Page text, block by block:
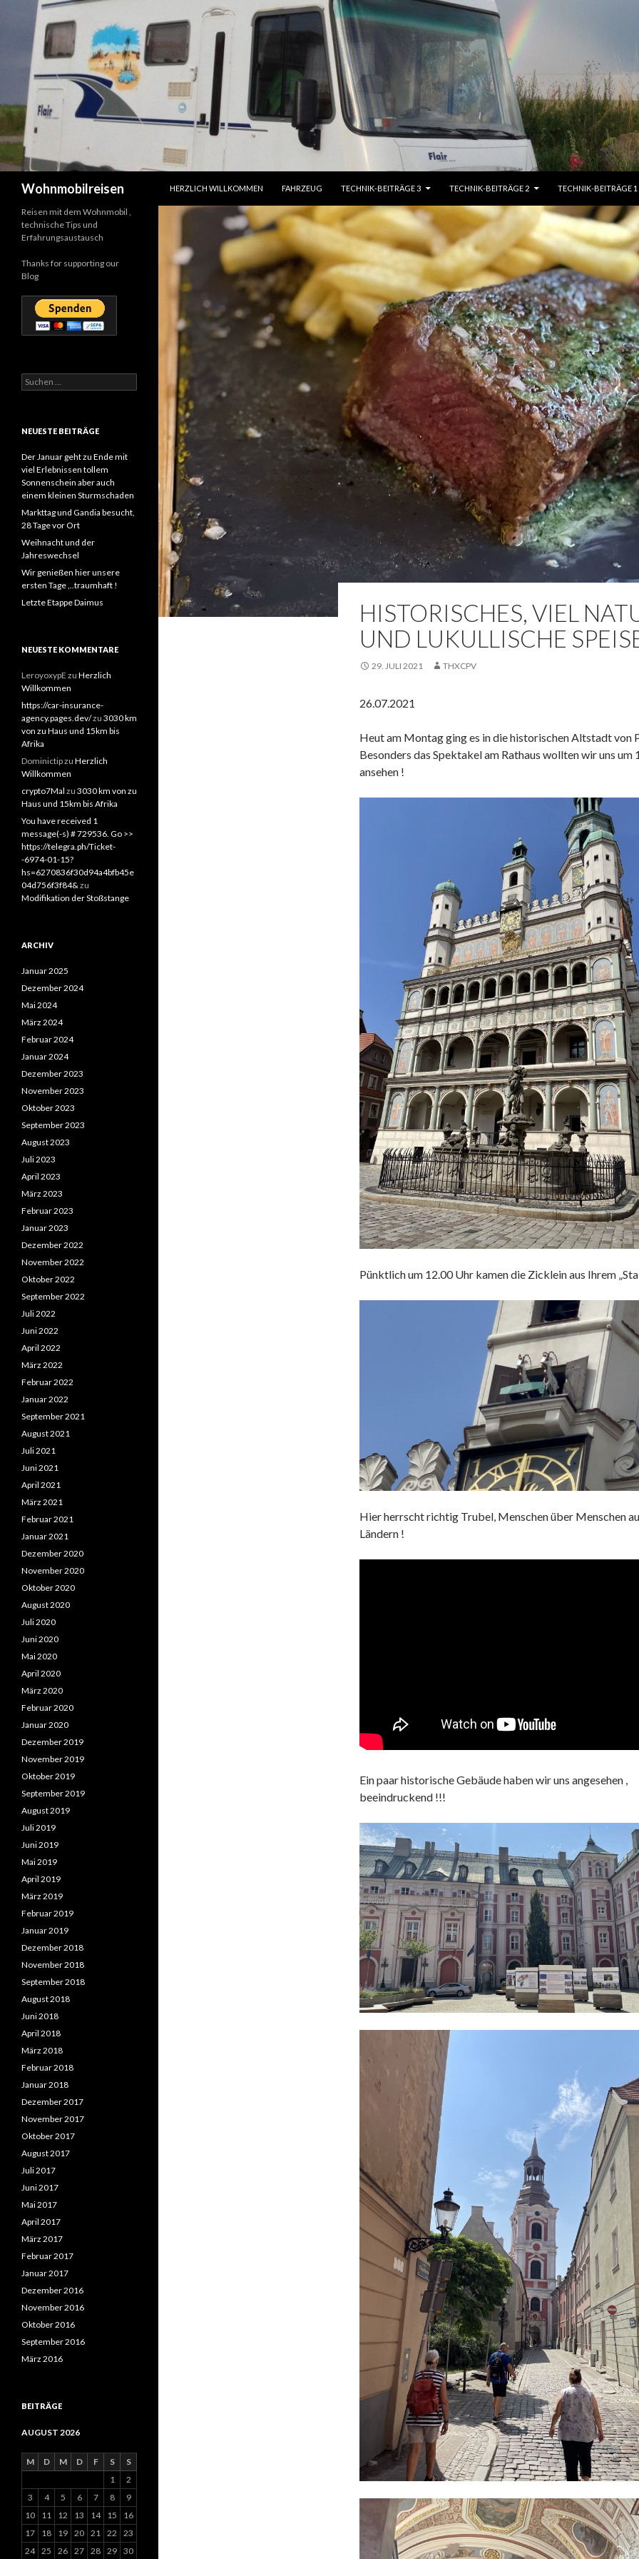
Wohnmobilreisen
HERZLICH WILLKOMMEN
FAHRZEUG TECHNIK-BEITRÄGE 3 TECHNIK-BEITRÄGE 2 TECHNIK-BEITRÄGE 1
HISTORISCHES, VIEL
UND LUKULLISCHE
29. JULI 2021 THXCPV
26.07.2021
Heut am Montag ging es in die historischen Altstadt von
Besonders das Spektakel am Rathaus wollten wir uns um
ansehen !
Pünktlich um 12.00 Uhr kamen die Zicklein aus Ihrem
Hier herrscht richtig Trubel, Menschen über Menschen
Ländern !
Ein paar historische Gebäude haben wir uns angesehen ,
beeindruckend !!!
Reisen mit dem Wohnmobil ,
technische Tips und
Erfahrungsaustausch
Thanks for supporting our
Blog
Suchen
nach:
NEUESTE BEITRÄGE
Der Januar geht zu Ende mit
viel Erlebnissen tollem
Sonnenschein aber auch
einem kleinen Sturmschaden
Markttag und Gandia besucht,
28 Tage vor Ort
Weihnacht und der
Jahreswechsel
Wir genießen hier unsere
ersten Tage ,..traumhaft !
Letzte Etappe Daimus
NEUESTE KOMMENTARE
LeroyoxypE zu Herzlich
Willkommen
https://car-insurance-
agency.pages.dev/zu 3030 km
von zu Haus und 15km bis
Afrika
Dominictipzu Herzlich
Willkommen
crypto7Mal zu 3030 km von zu
Haus und 15km bis Afrika
You have received 1
message(-s) # 729536. Go >>
https://telegra.ph/Ticket-
-6974-01-15?
hs=6270836f30d94a4bfb45e
04d756f3f84&zu
Modifikation der Stoßstange
ARCHIV
Januar 2025
Dezember 2024
Mai 2024
März 2024
Februar 2024
Januar 2024
Dezember 2023
November 2023
Oktober 2023
September 2023
August 2023
Juli 2023
April 2023
März 2023
Februar 2023
Januar 2023
Dezember 2022
November 2022
Oktober 2022
September 2022
Juli 2022
Juni 2022
April 2022
März 2022
Februar 2022
Januar 2022
September 2021
August 2021
Juli 2021
Juni 2021
April 2021
März 2021
Februar 2021
Januar 2021
Dezember 2020
November 2020
Oktober 2020
August 2020
Juli 2020
Juni 2020
Mai 2020
April 2020
März 2020
Februar 2020
Januar 2020
Dezember 2019
November 2019
Oktober 2019
September 2019
August 2019
Juli 2019
Juni 2019
Mai 2019
April 2019
März 2019
Februar 2019
Januar 2019
Dezember 2018
November 2018
September 2018
August 2018
Juni 2018
April 2018
März 2018
Februar 2018
Januar 2018
Dezember 2017
November 2017
Oktober 2017
August 2017
Juli 2017
Juni 2017
Mai 2017
April 2017
März 2017
Februar 2017
Januar 2017
Dezember 2016
November 2016
Oktober 2016
September 2016
März 2016
BEITRÄGE
AUGUST 2026
M D M D F S
S
1
2
3
4 5 6 7 8
9
10
11 12 13 14 15
16
17
18 19 20 21 22
23
24 25 26 27 28 29 30